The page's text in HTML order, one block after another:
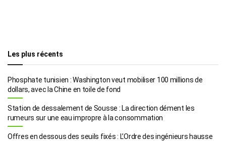
Les plus récents
Phosphate tunisien : Washington veut mobiliser 100 millions de
dollars, avec la Chine en toile de fond
Station de dessalement de Sousse : La direction dément les
rumeurs sur une eau impropre à la consommation
Offres en dessous des seuils fixés : L’Ordre des ingénieurs hausse